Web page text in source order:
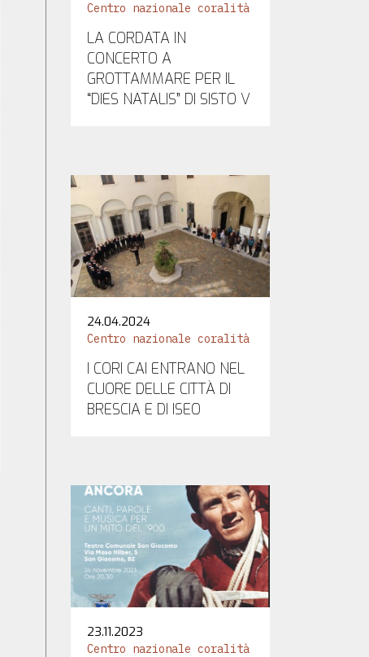
Centro nazionale coralità
LA CORDATA IN
CONCERTO A
GROTTAMMARE PER IL
“DIES NATALIS” DI SISTO V
24.04.2024
Centro nazionale coralità
I CORI CAI ENTRANO NEL
CUORE DELLE CITTÀ DI
BRESCIA E DI ISEO
23.11.2023
Centro nazionale coralità